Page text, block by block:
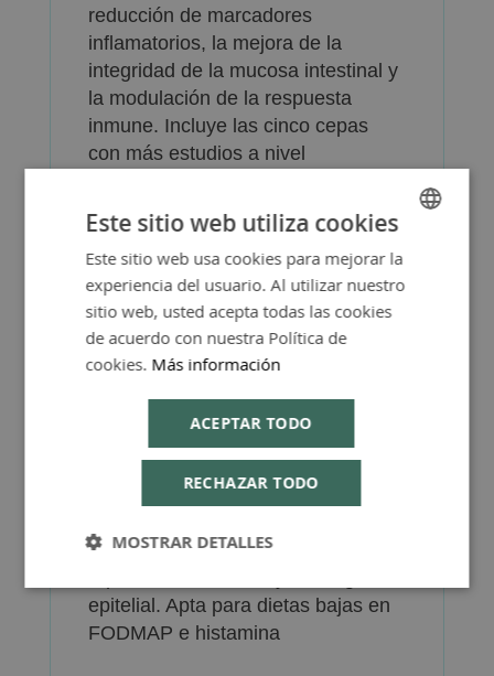
reducción de marcadores
inflamatorios, la mejora de la
integridad de la mucosa intestinal y
la modulación de la respuesta
inmune. Incluye las cinco cepas
con más estudios a nivel
acidophilus NCFM, L. rhamnosus
GG, L. plantarum 299v, B.
lactisDSM 15954y B. breve M-16V).
Ninguna de las 9 cepas incluidas es
productora de histamina.
sobre bifidobacterias y otras
especies comensales. Favorece la
(como el butirato) y contribuye al
epitelial. Apta para dietas bajas en
FODMAP e histamina
SPANISH
ENGLISH
Este sitio web utiliza cookies
Este sitio web usa cookies para mejorar la
experiencia del usuario. Al utilizar nuestro
sitio web, usted acepta todas las cookies
de acuerdo con nuestra Política de
cookies. Más información
ACEPTAR TODO
RECHAZAR TODO
MOSTRAR DETALLES